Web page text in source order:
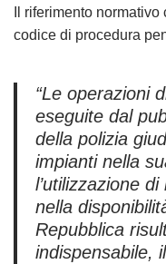
Il riferimento
codice di procedura
“Le operazioni
eseguite dal
della polizia
impianti nella
l’utilizzazione
nella
Repubblica
indispensabile,